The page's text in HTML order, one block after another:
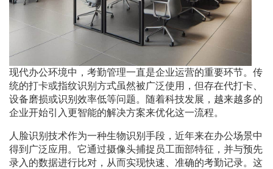
现代办公环境中，考勤管理一直是企业运营的重要环节。传
统的打卡或指纹识别方式虽然被广泛使用，但存在代打卡、
设备磨损或识别效率低等问题。随着科技发展，越来越多的
企业开始引入更智能的解决方案来优化这一流程。
人脸识别技术作为一种生物识别手段，近年来在办公场景中
得到广泛应用。它通过摄像头捕捉员工面部特征，并与预先
录入的数据进行比对，从而实现快速、准确的考勤记录。这